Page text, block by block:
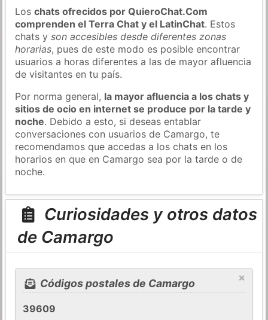
Loschats ofrecidos por QuieroChat.Com
comprenden el Terra Chat y el LatinChat. Estos
chats yson accesibles desde diferentes zonas
horarias, pues de este modo es posible encontrar
usuarios a horas diferentes a las de mayor afluencia
de visitantes en tu país.
Por norma general, la mayor afluencia a los chats y
sitios de ocio en internet se produce por la tarde y
noche. Debido a esto, si deseas entablar
conversaciones con usuarios de Camargo, te
recomendamos que accedas a los chats en los
horarios en que en Camargo sea por la tarde o de
noche.
Curiosidades y otros datos
de Camargo
×
Códigos postales de Camargo
39609